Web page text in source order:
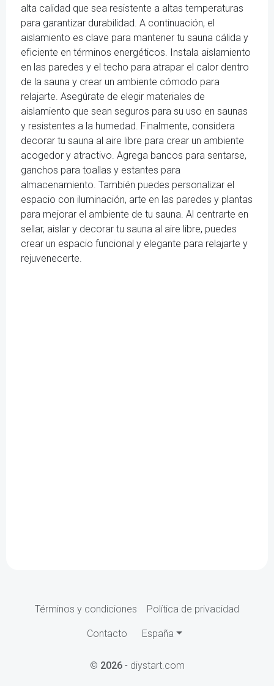
alta calidad que sea resistente a altas temperaturas
para garantizar durabilidad. A continuación, el
aislamiento es clave para mantener tu sauna cálida y
eficiente en términos energéticos. Instala aislamiento
en las paredes y el techo para atrapar el calor dentro
de la sauna y crear un ambiente cómodo para
relajarte. Asegúrate de elegir materiales de
aislamiento que sean seguros para su uso en saunas
y resistentes a la humedad. Finalmente, considera
decorar tu sauna al aire libre para crear un ambiente
acogedor y atractivo. Agrega bancos para sentarse,
ganchos para toallas y estantes para
almacenamiento. También puedes personalizar el
espacio con iluminación, arte en las paredes y plantas
para mejorar el ambiente de tu sauna. Al centrarte en
sellar, aislar y decorar tu sauna al aire libre, puedes
crear un espacio funcional y elegante para relajarte y
rejuvenecerte.
Términos y condiciones Política de privacidad
Contacto España
© 2026- diystart.com